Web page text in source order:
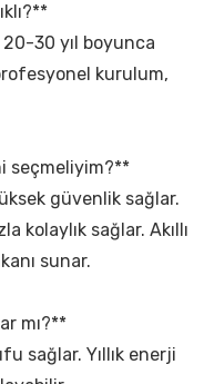
20-30 yıl boyunca
kurulum,
seçmeliyim?**
güvenlik sağlar.
kolaylık sağlar. Akıllı
sunar.
mı?**
sağlar. Yıllık enerji